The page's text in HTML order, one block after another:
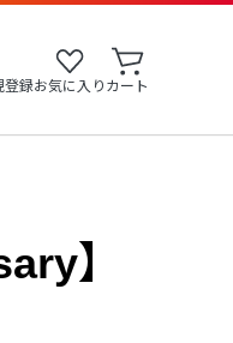
登録お気に入り カート
】